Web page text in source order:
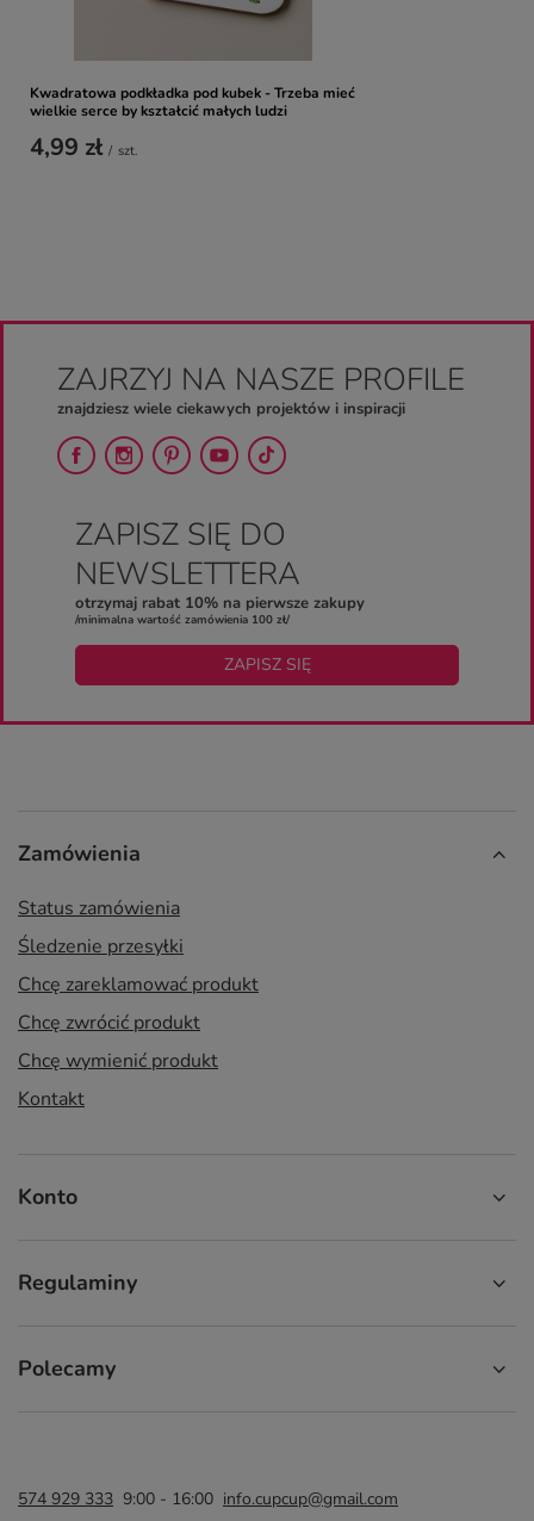
Kwadratowa podkładka pod kubek - Trzeba mieć
wielkie serce by kształcić małych ludzi
4,99 zł / szt.
ZAJRZYJ NA NASZE PROFILE
znajdziesz wiele ciekawych projektów i inspiracji
ZAPISZ SIĘ DO
NEWSLETTERA
otrzymaj rabat 10% na pierwsze zakupy
/minimalna wartość zamówienia 100 zł/
ZAPISZ SIĘ
Zamówienia
Status zamówienia
Śledzenie przesyłki
Chcę zareklamować produkt
Chcę zwrócić produkt
Chcę wymienić produkt
Kontakt
Konto
Regulaminy
Polecamy
574 929 333 9:00 - 16:00 info.cupcup@gmail.com